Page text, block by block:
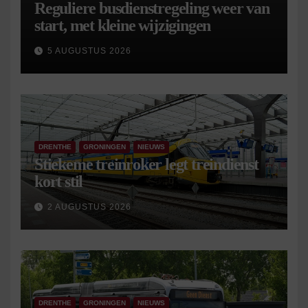
Reguliere busdienstregeling weer van
start, met kleine wijzigingen
5 AUGUSTUS 2026
DRENTHE GRONINGEN NIEUWS
Stiekeme treinroker legt treindienst
kort stil
2 AUGUSTUS 2026
DRENTHE GRONINGEN NIEUWS